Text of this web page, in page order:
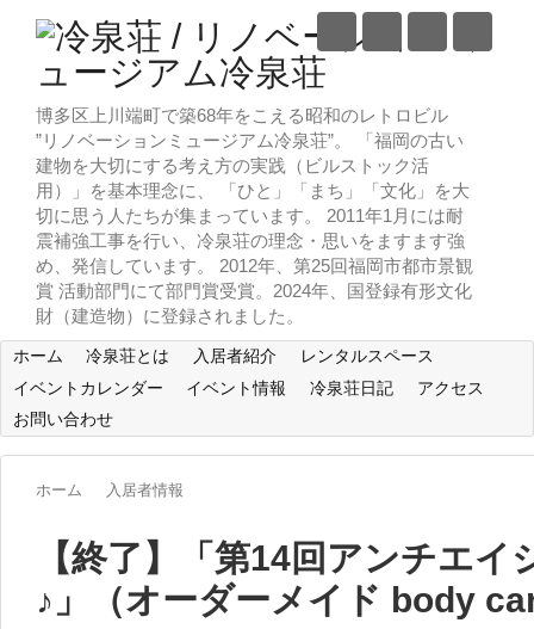
博多区上川端町で築68年をこえる昭和のレトロビル
”リノベーションミュージアム冷泉荘”。 「福岡の古い
建物を大切にする考え方の実践（ビルストック活
用）」を基本理念に、 「ひと」「まち」「文化」を大
切に思う人たちが集まっています。 2011年1月には耐
震補強工事を行い、冷泉荘の理念・思いをますます強
め、発信しています。 2012年、第25回福岡市都市景観
賞 活動部門にて部門賞受賞。2024年、国登録有形文化
財（建造物）に登録されました。
ホーム 冷泉荘とは 入居者紹介
レンタルスペース
イベントカレンダー
イベント情報 冷泉荘日記
アクセス
お問い合わせ
ホーム 入居者情報
【終了】「第14回アンチエ
♪」（オーダーメイド body